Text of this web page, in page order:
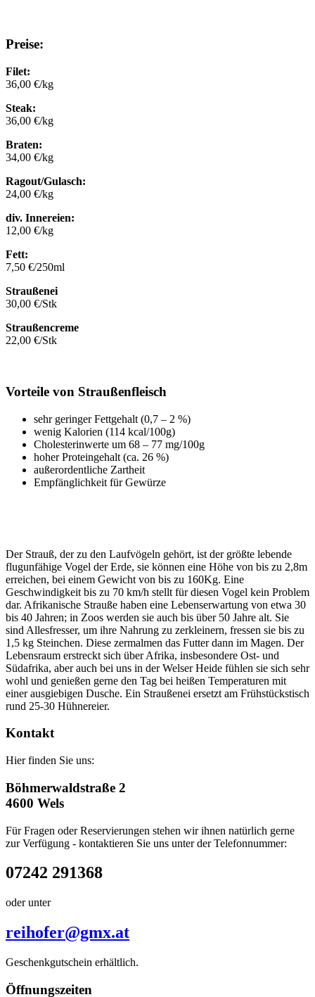
Preise:
Filet:
36,00 €/kg
Steak:
36,00 €/kg
Braten:
34,00 €/kg
Ragout/Gulasch:
24,00 €/kg
div. Innereien:
12,00 €/kg
Fett:
7,50 €/250ml
Straußenei
30,00 €/Stk
Straußencreme
22,00 €/Stk
Vorteile von Straußenfleisch
sehr geringer Fettgehalt (0,7 – 2 %)
wenig Kalorien (114 kcal/100g)
Cholesterinwerte um 68 – 77 mg/100g
hoher Proteingehalt (ca. 26 %)
außerordentliche Zartheit
Empfänglichkeit für Gewürze
Der Strauß, der zu den Laufvögeln gehört, ist der größte lebende
flugunfähige Vogel der Erde, sie können eine Höhe von bis zu 2,8m
erreichen, bei einem Gewicht von bis zu 160Kg. Eine
Geschwindigkeit bis zu 70 km/h stellt für diesen Vogel kein Problem
dar. Afrikanische Strauße haben eine Lebenserwartung von etwa 30
bis 40 Jahren; in Zoos werden sie auch bis über 50 Jahre alt. Sie
sind Allesfresser, um ihre Nahrung zu zerkleinern, fressen sie bis zu
1,5 kg Steinchen. Diese zermalmen das Futter dann im Magen. Der
Lebensraum erstreckt sich über Afrika, insbesondere Ost- und
Südafrika, aber auch bei uns in der Welser Heide fühlen sie sich sehr
wohl und genießen gerne den Tag bei heißen Temperaturen mit
einer ausgiebigen Dusche. Ein Straußenei ersetzt am Frühstückstisch
rund 25-30 Hühnereier.
Kontakt
Hier finden Sie uns:
Böhmerwaldstraße 2
4600 Wels
Für Fragen oder Reservierungen stehen wir ihnen natürlich gerne
zur Verfügung - kontaktieren Sie uns unter der Telefonnummer:
07242 291368
oder unter
reihofer@gmx.at
Geschenkgutschein erhältlich.
Öffnungszeiten